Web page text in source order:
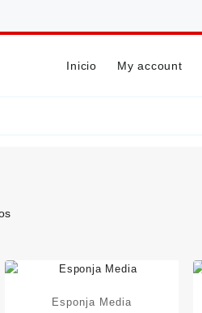
Inicio My account
Esponja Media